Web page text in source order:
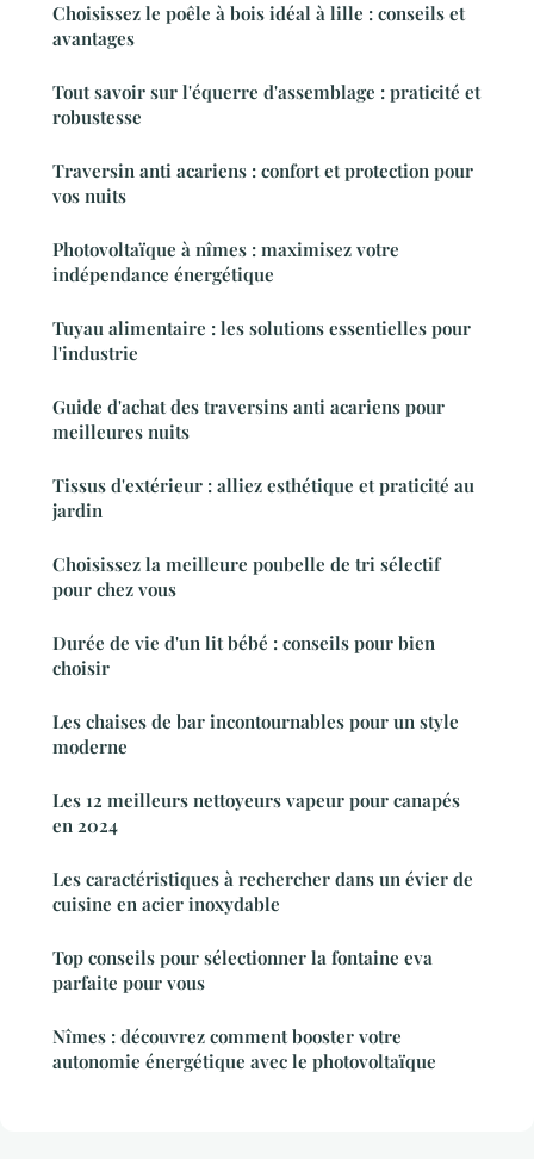
Choisissez le poêle à bois idéal à lille : conseils et
avantages
Tout savoir sur l'équerre d'assemblage : praticité et
robustesse
Traversin anti acariens : confort et protection pour
vos nuits
Photovoltaïque à nîmes : maximisez votre
indépendance énergétique
Tuyau alimentaire : les solutions essentielles pour
l'industrie
Guide d'achat des traversins anti acariens pour
meilleures nuits
Tissus d'extérieur : alliez esthétique et praticité au
jardin
Choisissez la meilleure poubelle de tri sélectif
pour chez vous
Durée de vie d'un lit bébé : conseils pour bien
choisir
Les chaises de bar incontournables pour un style
moderne
Les 12 meilleurs nettoyeurs vapeur pour canapés
en 2024
Les caractéristiques à rechercher dans un évier de
cuisine en acier inoxydable
Top conseils pour sélectionner la fontaine eva
parfaite pour vous
Nîmes : découvrez comment booster votre
autonomie énergétique avec le photovoltaïque